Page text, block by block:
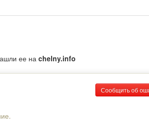
ее на chelny.info
Сообщить об